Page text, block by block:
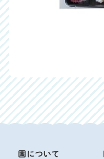
園について